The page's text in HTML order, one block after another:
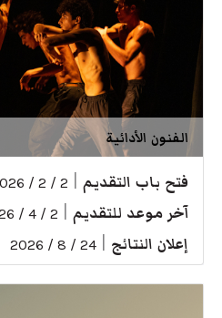
الفنون الأدائية
فتح باب التقديم 2 / 2 / 2026
آخر موعد للتقديم 2 / 4 / 2026
إعلان النتائج 24 / 8 / 2026